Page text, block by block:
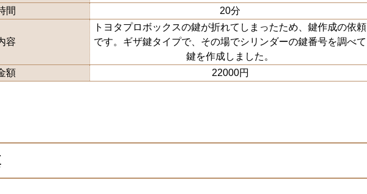
間
20分
容
トヨタプロボックスの鍵が折れてしまったため、鍵作成の依頼
です。ギザ鍵タイプで、その場でシリンダーの鍵番号を調べて
鍵を作成しました。
額
22000円